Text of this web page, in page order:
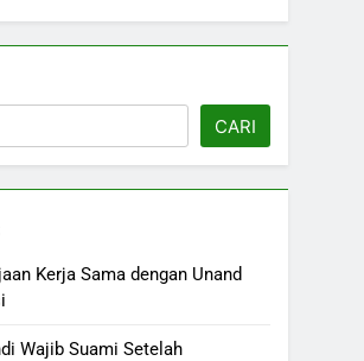
CARI
Kerja Sama dengan Unand
Wajib Suami Setelah